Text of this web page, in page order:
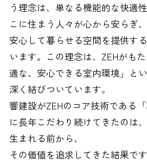
う理念は、単なる機能的な快適
こに住まう人々が心から安らぎ、
安心して暮らせる空間を提供す
います。この理念は、ZEHがも
適な、安心できる室内環境」と
深く結びついています。
響建設がZEHのコア技術である「
に長年こだわり続けてきたのは
生まれる前から、
その価値を追求してきた結果です